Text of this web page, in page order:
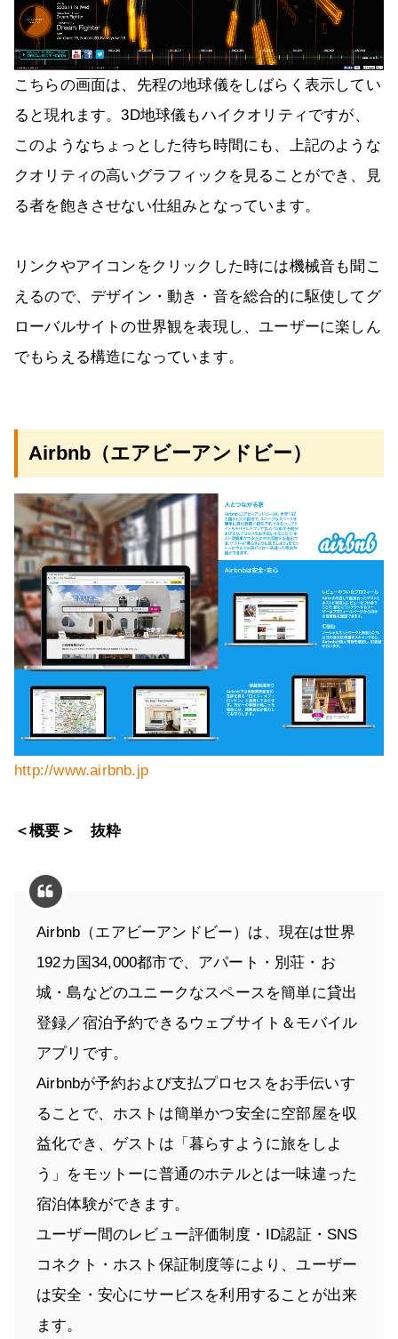
こちらの画面は、先程の地球儀をしばらく表示してい
ると現れます。3D地球儀もハイクオリティですが、
このようなちょっとした待ち時間にも、上記のような
クオリティの高いグラフィックを見ることができ、見
る者を飽きさせない仕組みとなっています。
リンクやアイコンをクリックした時には機械音も聞こ
えるので、デザイン・動き・音を総合的に駆使してグ
ローバルサイトの世界観を表現し、ユーザーに楽しん
でもらえる構造になっています。
Airbnb（エアビーアンドビー）
http://www.airbnb.jp
＜概要＞ 抜粋
Airbnb（エアビーアンドビー）は、現在は世界
192カ国34,000都市で、アパート・別荘・お
城・島などのユニークなスペースを簡単に貸出
登録／宿泊予約できるウェブサイト＆モバイル
アプリです。
Airbnbが予約および支払プロセスをお手伝いす
ることで、ホストは簡単かつ安全に空部屋を収
益化でき、ゲストは「暮らすように旅をしよ
う」をモットーに普通のホテルとは一味違った
宿泊体験ができます。
ユーザー間のレビュー評価制度・ID認証・SNS
コネクト・ホスト保証制度等により、ユーザー
は安全・安心にサービスを利用することが出来
ます。